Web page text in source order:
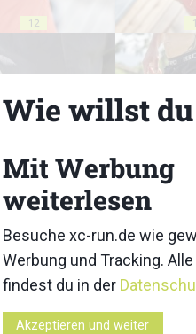
12
22
Wie willst
Mit Werbung
weiterlesen
Besuche xc-run.de wie
Werbung und Tracking.
findest du in der
Akzeptieren und weiter